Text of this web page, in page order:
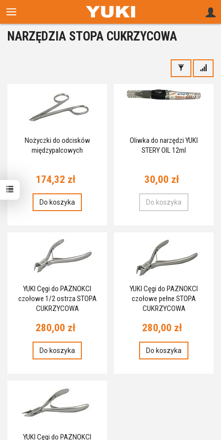
NARZĘDZIA STOPA CUKRZYCOWA
Nożyczki do odcisków
międzypalcowych
174,32 zł
Do koszyka
Oliwka do narzędzi YUKI
STERY OIL 12ml
30,00 zł
Do koszyka
YUKI Cęgi do PAZNOKCI
czołowe 1/2 ostrza STOPA
CUKRZYCOWA
280,00 zł
Do koszyka
YUKI Cęgi do PAZNOKCI
czołowe pełne STOPA
CUKRZYCOWA
280,00 zł
Do koszyka
YUKI Cęgi do PAZNOKCI